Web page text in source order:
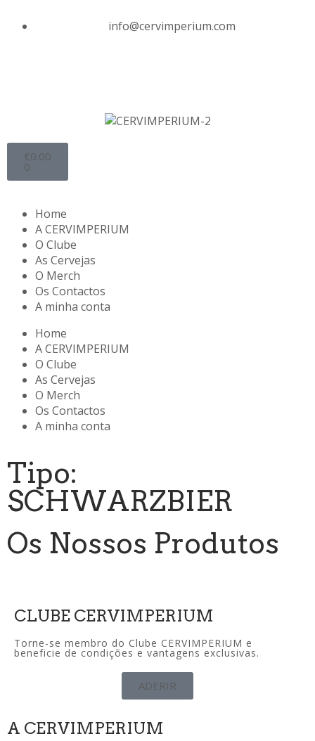
info@cervimperium.com
€0.00
0
Home
A CERVIMPERIUM
O Clube
As Cervejas
O Merch
Os Contactos
A minha conta
Home
A CERVIMPERIUM
O Clube
As Cervejas
O Merch
Os Contactos
A minha conta
Tipo:
SCHWARZBIER
Os Nossos Produtos
CLUBE CERVIMPERIUM
Torne-se membro do Clube CERVIMPERIUM e
beneficie de condições e vantagens exclusivas.
ADERIR
A CERVIMPERIUM